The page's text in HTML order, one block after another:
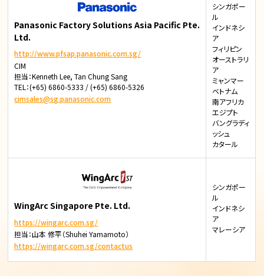
Panasonic Factory Solutions Asia Pacific Pte.
Ltd.
http://www.pfsap.panasonic.com.sg/
CIM
担当：Kenneth Lee, Tan Chung Sang
TEL：(+65) 6860-5333 / (+65) 6860-5326
cimsales@sg.panasonic.com
シンガポー
ル
インドネシ
ア
フィリピン
オーストラリ
ア
ミャンマー
ベトナム
南アフリカ
エジプト
バングラディ
ッシュ
カタール
WingArc Singapore Pte. Ltd.
https://wingarc.com.sg/
担当：山本 修平（Shuhei Yamamoto）
https://wingarc.com.sg/contactus
シンガポー
ル
インドネシ
ア
マレーシア